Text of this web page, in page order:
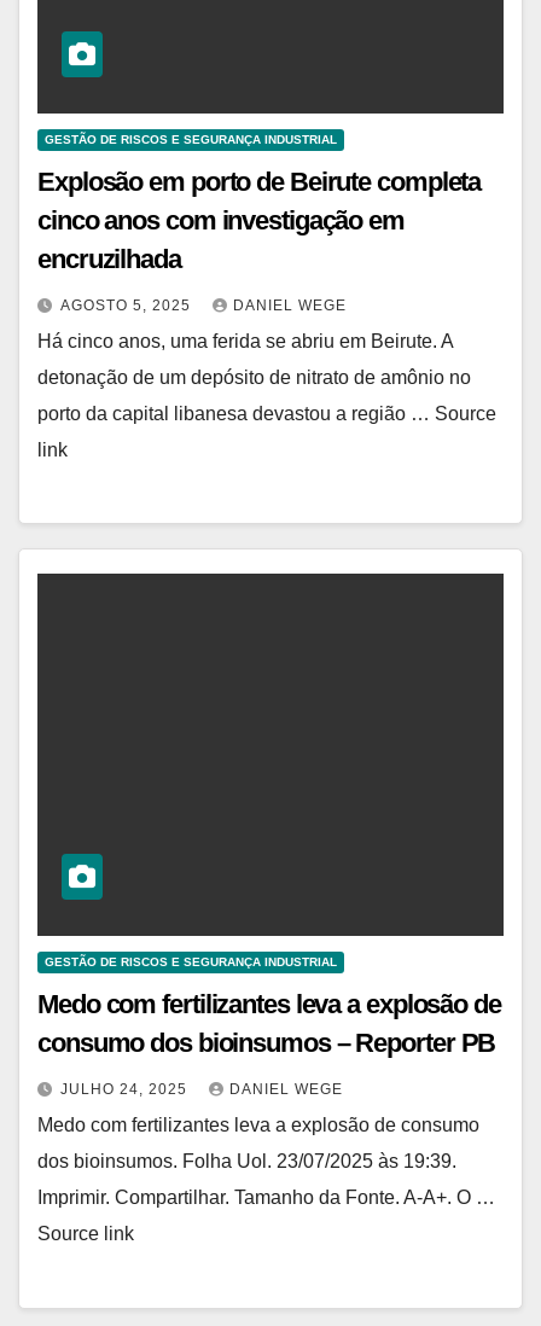
GESTÃO DE RISCOS E SEGURANÇA INDUSTRIAL
Explosão em porto de Beirute completa
cinco anos com investigação em
encruzilhada
AGOSTO 5, 2025 DANIEL WEGE
Há cinco anos, uma ferida se abriu em Beirute. A
detonação de um depósito de nitrato de amônio no
porto da capital libanesa devastou a região … Source
link
GESTÃO DE RISCOS E SEGURANÇA INDUSTRIAL
Medo com fertilizantes leva a explosão de
consumo dos bioinsumos – Reporter PB
JULHO 24, 2025 DANIEL WEGE
Medo com fertilizantes leva a explosão de consumo
dos bioinsumos. Folha Uol. 23/07/2025 às 19:39.
Imprimir. Compartilhar. Tamanho da Fonte. A-A+. O …
Source link